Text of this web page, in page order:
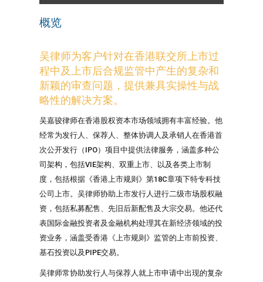
教育背景与法律执业资格
新闻与资源
行业及业务
概览
吴律师为客户针对在香港联交所上市过
程中及上市后合规监管中产生的复杂和
新颖的审查问题，提供兼具实操性与战
略性的解决方案。
吴嘉骏律师在香港股权资本市场领域拥有丰富经验。他
经常为发行人、保荐人、整体协调人及承销人在香港首
次公开发行（IPO）项目中提供法律服务，涵盖多种公
司架构，包括VIE架构、双重上市、以及各类上市制
度，包括根据《香港上市规则》第18C章项下特专科技
公司上市。吴律师协助上市发行人进行二级市场股权融
资，包括私募配售、先旧后新配售及大宗交易。他还代
表国际金融投资者及金融机构处理其在新经济领域的投
资业务，涵盖受香港《上市规则》监管的上市前投资、
基石投资以及PIPE交易。
吴律师常协助发行人与保荐人就上市申请中出现的复杂